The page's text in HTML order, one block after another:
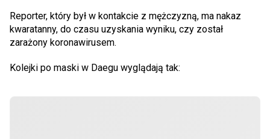
Reporter, który był w kontakcie z mężczyzną, ma nakaz
kwaratanny, do czasu uzyskania wyniku, czy został
zarażony koronawirusem.
Kolejki po maski w Daegu wyglądają tak: